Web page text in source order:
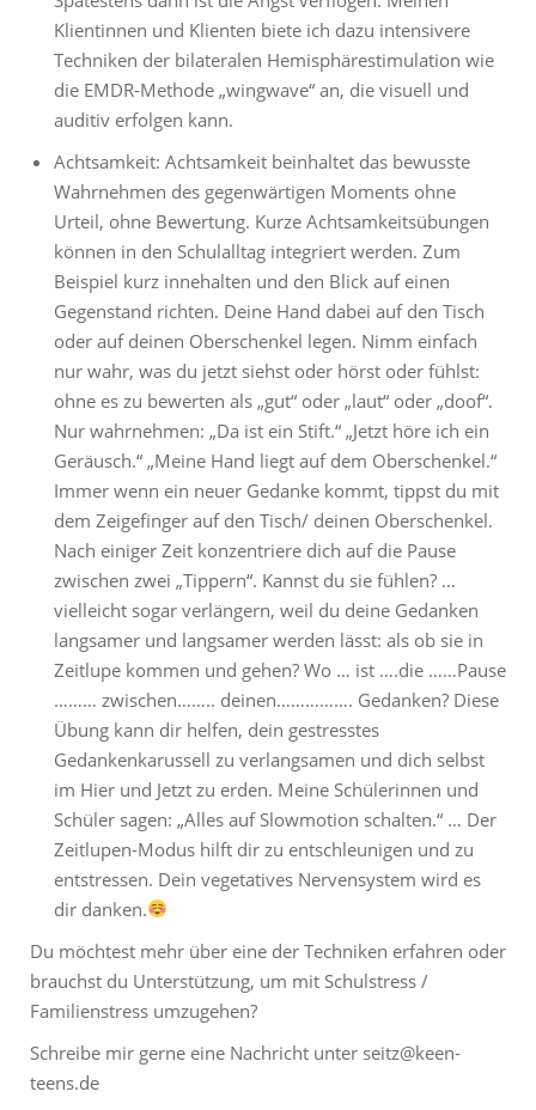
Klientinnen und Klienten biete ich dazu intensivere
Techniken der bilateralen Hemisphärestimulation wie
die EMDR-Methode „wingwave“ an, die visuell und
auditiv erfolgen kann.
Achtsamkeit: Achtsamkeit beinhaltet das bewusste
Wahrnehmen des gegenwärtigen Moments ohne
Urteil, ohne Bewertung. Kurze Achtsamkeitsübungen
können in den Schulalltag integriert werden. Zum
Beispiel kurz innehalten und den Blick auf einen
Gegenstand richten. Deine Hand dabei auf den Tisch
oder auf deinen Oberschenkel legen. Nimm einfach
nur wahr, was du jetzt siehst oder hörst oder fühlst:
ohne es zu bewerten als „gut“ oder „laut“ oder „doof“.
Nur wahrnehmen: „Da ist ein Stift.“ „Jetzt höre ich ein
Geräusch.“ „Meine Hand liegt auf dem Oberschenkel.“
Immer wenn ein neuer Gedanke kommt, tippst du mit
dem Zeigefinger auf den Tisch/ deinen Oberschenkel.
Nach einiger Zeit konzentriere dich auf die Pause
zwischen zwei „Tippern“. Kannst du sie fühlen? …
vielleicht sogar verlängern, weil du deine Gedanken
langsamer und langsamer werden lässt: als ob sie in
Zeitlupe kommen und gehen? Wo … ist ….die ……Pause
……… zwischen…….. deinen……………. Gedanken? Diese
Übung kann dir helfen, dein gestresstes
Gedankenkarussell zu verlangsamen und dich selbst
im Hier und Jetzt zu erden. Meine Schülerinnen und
Schüler sagen: „Alles auf Slowmotion schalten.“ … Der
Zeitlupen-Modus hilft dir zu entschleunigen und zu
entstressen. Dein vegetatives Nervensystem wird es
dir danken.
Du möchtest mehr über eine der Techniken erfahren oder
brauchst du Unterstützung, um mit Schulstress /
Familienstress umzugehen?
Schreibe mir gerne eine Nachricht unter seitz@keen-
teens.de